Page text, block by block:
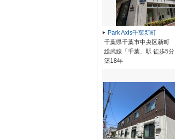
Park Axis千葉新町
千葉県千葉市中央区新町
総武線「千葉」駅 徒歩5分
築18年